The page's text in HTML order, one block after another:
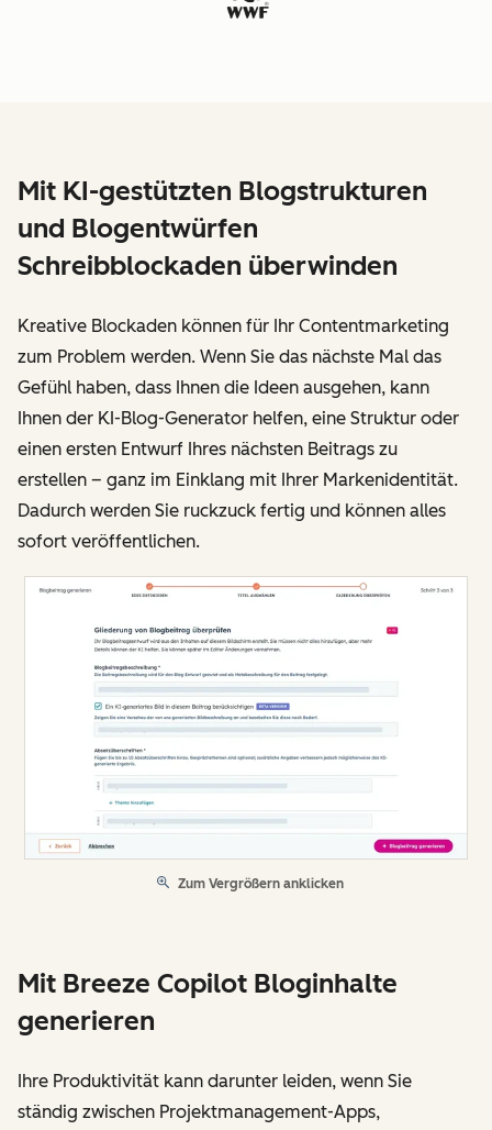
Mit KI-gestützten Blogstrukturen
und Blogentwürfen
Schreibblockaden überwinden
Kreative Blockaden können für Ihr Contentmarketing
zum Problem werden. Wenn Sie das nächste Mal das
Gefühl haben, dass Ihnen die Ideen ausgehen, kann
Ihnen der KI-Blog-Generator helfen, eine Struktur oder
einen ersten Entwurf Ihres nächsten Beitrags zu
erstellen – ganz im Einklang mit Ihrer Markenidentität.
Dadurch werden Sie ruckzuck fertig und können alles
sofort veröffentlichen.
Zum Vergrößern anklicken
Mit Breeze Copilot Bloginhalte
generieren
Ihre Produktivität kann darunter leiden, wenn Sie
ständig zwischen Projektmanagement-Apps,